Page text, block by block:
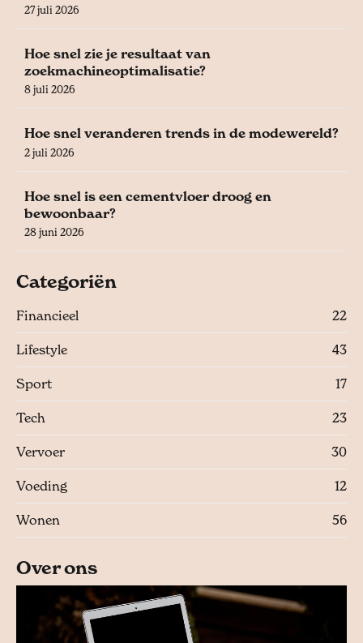
27 juli 2026
Hoe snel zie je resultaat van
zoekmachineoptimalisatie?
8 juli 2026
Hoe snel veranderen trends in de modewereld?
2 juli 2026
Hoe snel is een cementvloer droog en
bewoonbaar?
28 juni 2026
Categoriën
Financieel 22
Lifestyle 43
Sport 17
Tech 23
Vervoer 30
Voeding 12
Wonen 56
Over ons